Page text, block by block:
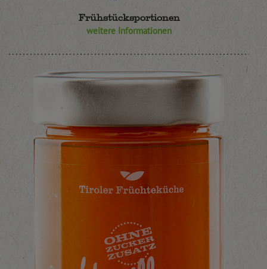
Frühstücksportionen
weitere Informationen